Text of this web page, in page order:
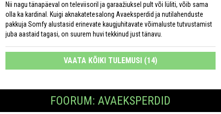
Nii nagu tänapäeval on televiisoril ja garaažiuksel pult või lüliti, võib sama
olla ka kardinal. Kuigi aknakatetesalong Avaeksperdid ja nutilahenduste
pakkuja Somfy alustasid erinevate kaugjuhitavate võimaluste tutvustamist
juba aastaid tagasi, on suurem huvi tekkinud just tänavu.
VAATA KÕIKI TULEMUSI (14)
FOORUM: AVAEKSPERDID